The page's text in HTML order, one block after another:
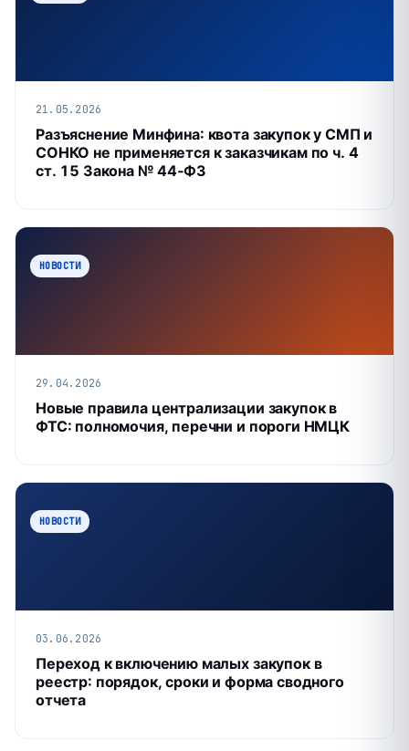
21.05.2026
Разъяснение Минфина: квота закупок у СМП и
СОНКО не применяется к заказчикам по ч. 4
ст. 15 Закона № 44‑ФЗ
НОВОСТИ
29.04.2026
Новые правила централизации закупок в
ФТС: полномочия, перечни и пороги НМЦК
НОВОСТИ
03.06.2026
Переход к включению малых закупок в
реестр: порядок, сроки и форма сводного
отчета